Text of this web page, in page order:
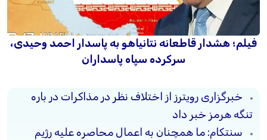
فیلم؛ هشدار قاطعانه نتانیاهو به پاسدار احمد وحیدی،
سرکرده سپاه پاسداران
خبرگزاری رویترز از اختلاف نظر در مذاکرات در باره
تنگه هرمز خبر داد
سنتکام: ما همچنان به اعمال محاصره علیه رژیم